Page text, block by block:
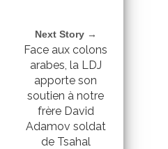
Next Story →
Face aux colons
arabes, la LDJ
apporte son
soutien à notre
frère David
Adamov soldat
de Tsahal